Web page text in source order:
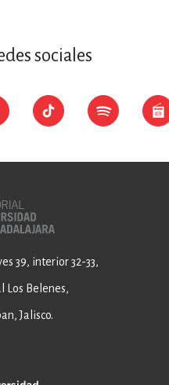
sociales
39, interior 32-33,
Los Belenes,
Jalisco.